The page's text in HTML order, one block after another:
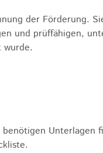
der Förderung.
und prüffähigen,
wurde.
Unterlagen